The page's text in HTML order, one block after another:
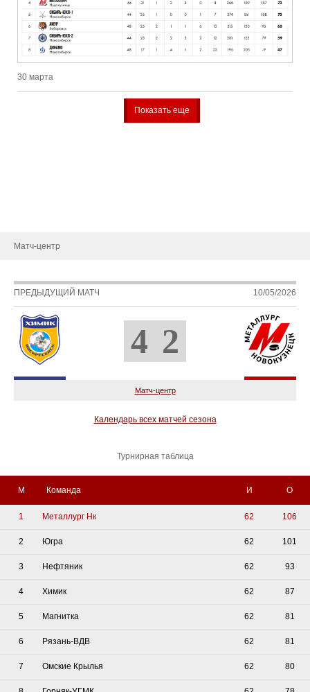
30 марта
Показать еще
Матч-центр
ПРЕДЫДУЩИЙ МАТЧ 10/05/2026
4 2
Матч-центр
Календарь всех матчей сезона
Турнирная таблица
М Команда И О
1 Металлург Нк 62 106
2 Югра 62 101
3 Нефтяник 62 93
4 Химик 62 87
5 Магнитка 62 81
6 Рязань-ВДВ 62 81
7 Омские Крылья 62 80